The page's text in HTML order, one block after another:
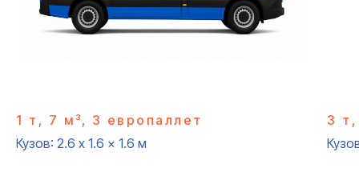
1 т, 7 м³, 3 европаллет
Кузов: 2.6 x 1.6 x 1.6 м
3
100%